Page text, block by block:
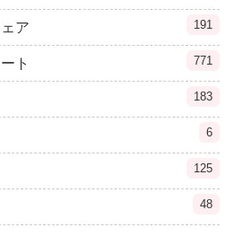
ア 191
ト 771
183
6
125
48